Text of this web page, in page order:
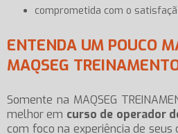
comprometida com o
ENTENDA UM POUCO
MAQSEG
Somente na MAQSEG
melhor em curso de operador
com foco na experiência de seus